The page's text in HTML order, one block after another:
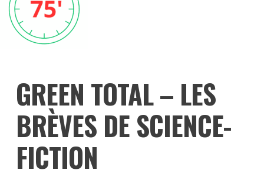
GREEN TOTAL – LES
BRÈVES DE SCIENCE-
FICTION